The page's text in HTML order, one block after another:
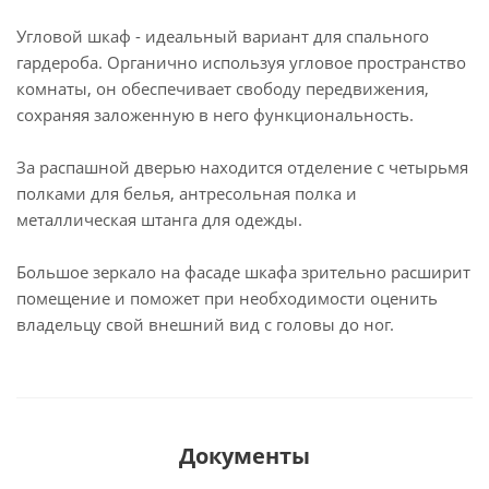
Угловой шкаф - идеальный вариант для спального
гардероба. Органично используя угловое пространство
комнаты, он обеспечивает свободу передвижения,
сохраняя заложенную в него функциональность.
За распашной дверью находится отделение с четырьмя
полками для белья, антресольная полка и
металлическая штанга для одежды.
Большое зеркало на фасаде шкафа зрительно расширит
помещение и поможет при необходимости оценить
владельцу свой внешний вид с головы до ног.
Документы